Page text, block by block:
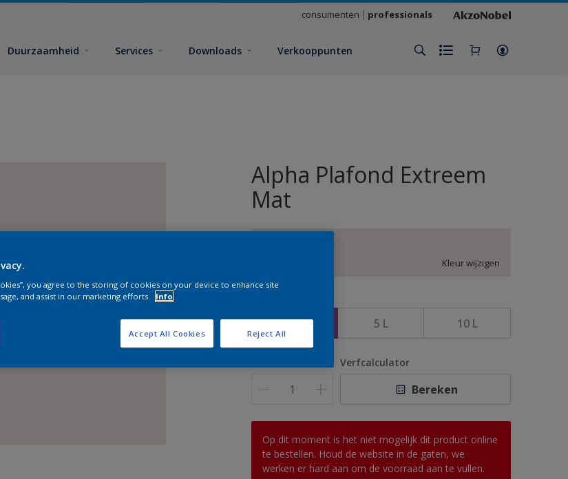
consumenten professionals
Duurzaamheid Services Downloads Verkooppunten
Alpha Plafond Extreem
Mat
Kleur wijzigen
2,5 L 5 L 10 L
Verfcalculator
Bereken
Op dit moment is het niet mogelijk dit product online
te bestellen. Houd de website in de gaten, we
werken er hard aan om de voorraad aan te vullen.
you agree to the storing of cookies on your device to enhance site
and assist in our marketing efforts.
Info
Reject All
Accept All Cookies